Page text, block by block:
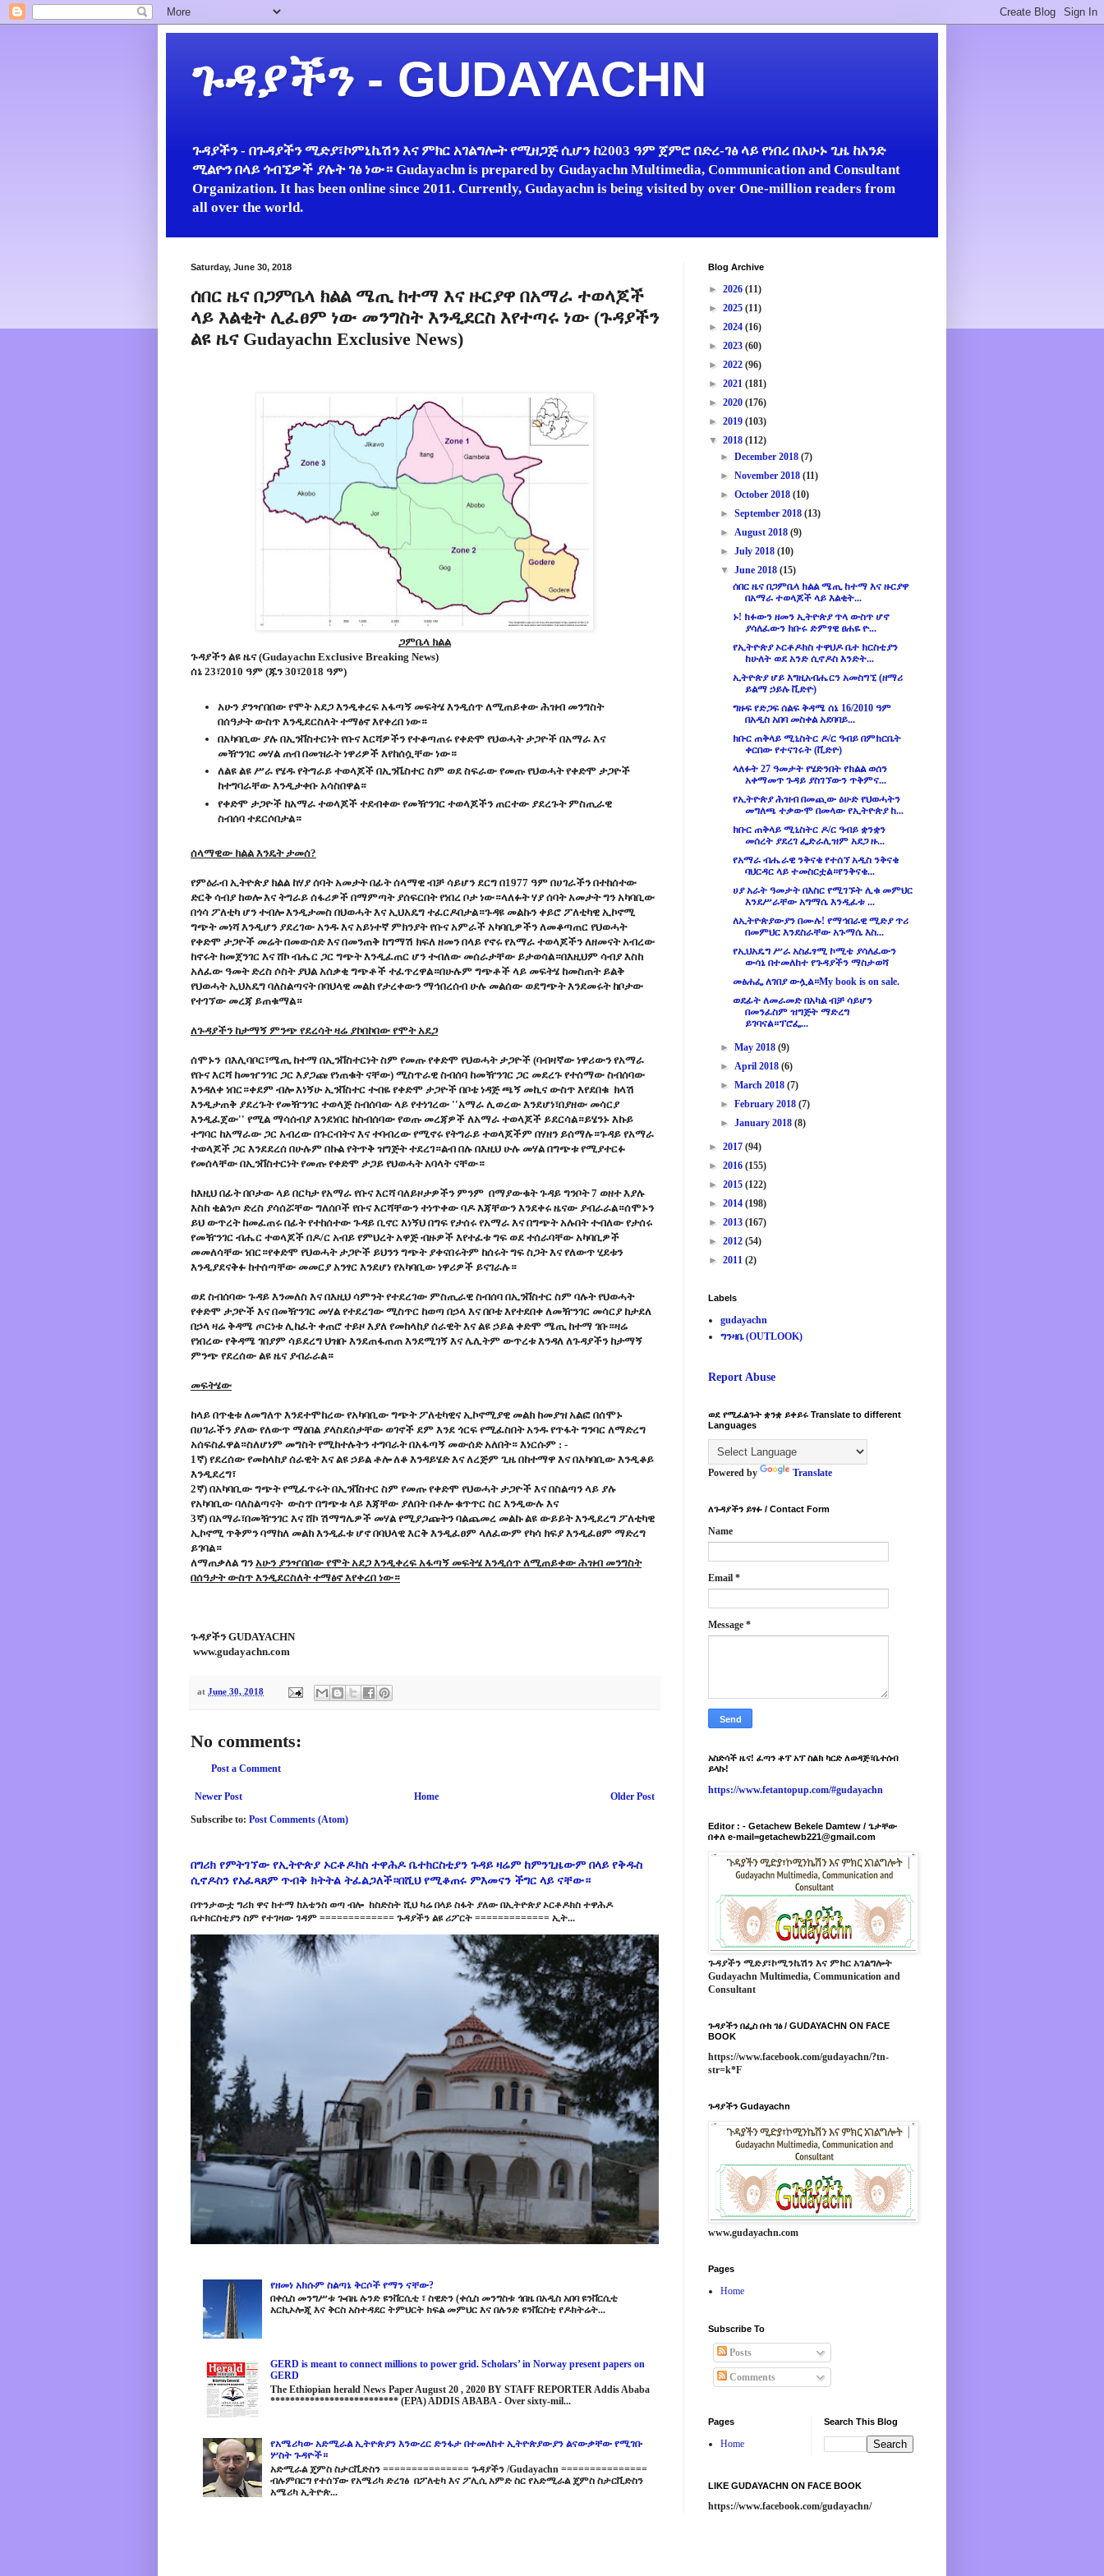
ጉዳያችን - GUDAYACHN
ጉዳያችን - በጉዳያችን ሚድያ፣ኮምኒኬሽን እና ምክር አገልግሎት የሚዘጋጅ ሲሆን ከ2003 ዓም ጀምሮ በድረ-ገፅ ላይ የነበረ በአሁኑ ጊዜ ከአንድ
ሚልዮን በላይ ጎብኚዎች ያሉት ገፅ ነው። Gudayachn is prepared by Gudayachn Multimedia, Communication and Consultant
Organization. It has been online since 2011. Currently, Gudayachn is being visited by over One-million readers from
all over the world.
Saturday, June 30, 2018
ሰበር ዜና በጋምቤላ ክልል ሜጢ ከተማ እና ዙርያዋ በአማራ ተወላጆች
ላይ እልቂት ሊፈፀም ነው መንግስት እንዲደርስ እየተጣሩ ነው (ጉዳያችን
ልዩ ዜና Gudayachn Exclusive News)
ጋምቤላ ክልል
ጉዳያችን ልዩ ዜና (Gudayachn Exclusive Breaking News)
ሰኔ 23፣2010 ዓም (ጁን 30፣2018 ዓም)
አሁን ያንዣበበው የሞት አደጋ እንዲቀረፍ አፋጣኝ መፍትሄ እንዲሰጥ ለሚጠይቀው ሕዝብ መንግስት
በሰዓታት ውስጥ እንዲደርስለት ተማፅኖ እየቀረበ ነው።
በአካባቢው ያሉ በኢንቨስተርነት የቡና እርሻዎችን የተቆጣጠሩ የቀድሞ የህወሓት ታጋዮች በአማራ እና
መዥንገር መሃል ጠብ በመዝራት ነዋሪዎች እየከሰሷቸው ነው።
ለልዩ ልዩ ሥራ የሄዱ የትግራይ ተወላጆች በኢንቬስተር ስም ወደ ስፍራው የመጡ የህወሓት የቀድሞ ታጋዮች
ከተግባራቸው እንዲታቀቡ አሳስበዋል።
የቀድሞ ታጋዮች ከአማራ ተወላጆች ተደብቀው የመዥንገር ተወላጆችን ጠርተው ያደረጉት ምስጢራዊ
ስብሰባ ተደርሶበታል።
ሰላማዊው ክልል እንዴት ታመሰ?
የምዕራብ ኢትዮጵያ ክልል ከሃያ ሰባት አመታት በፊት ሰላማዊ ብቻ ሳይሆን ደርግ በ1977 ዓም በሀገራችን በተከሰተው
ድርቅ ሳብያ ከወሎ እና ትግራይ ሰፋሪዎች በማምጣት ያሰፍርበት የነበረ ቦታ ነው።ላለፉት ሃያ ሰባት አመታት ግን አካባቢው
በጎሳ ፖለቲካ ሆን ተብሎ እንዲታመስ በህወሓት እና ኢህአዴግ ተፈርዶበታል።ጉዳዩ መልኩን ቀይሮ ፖለቲካዊ ኢኮኖሚ
ግጭት መነሻ እንዲሆን ያደረገው አንዱ እና አይነተኛ ምክንያት የቡና አምራች አካባቢዎችን ለመቆጣጠር የህወሓት
የቀድሞ ታጋዮች መሬት በመውሰድ እና በመንጠቅ ከግማሽ ክፍለ ዘመን በላይ የኖሩ የአማራ ተወላጆችን ለዘመናት አብረው
ከኖሩት ከመጀንገር እና ሸኮ ብሔር ጋር ግጭት እንዲፈጠር ሆን ተብለው መሰራታቸው ይታወሳል።በእዚህም ሳብያ እስከ
አለፈው ዓመት ድረስ ሶስት ያህል አሰቃቂ ግጭቶች ተፈጥረዋል።በሁሉም ግጭቶች ላይ መፍትሄ ከመስጠት ይልቅ
የህወሓት ኢህአዴግ ባለስልጣናት በባህላዊ መልክ የታረቀውን ማኅበረሰብ ሁሉ መልሰው ወደግጭት እንደመሩት ከቦታው
የተገኘው መረጃ ይጠቁማል።
ለጉዳያችን ከታማኝ ምንጭ የደረሳት ዛሬ ያኮበኮበው የሞት አደጋ
ሰሞኑን በእሊባቦር፣ሜጢ ከተማ በኢንቨስተርነት ስም የመጡ የቀድሞ የህወሓት ታጋዮች (ባብዛኛው ነዋሪውን የአማራ
የቡና እርሻ ከመዠንገር ጋር እያጋጩ የነጠቁት ናቸው) ሚስጥራዊ ስብሰባ ከመዥንገር ጋር መደረጉ የተሰማው ስብሰባው
እንዳለቀ ነበር።ቀደም ብሎ እነኝሁ ኢንቨስተር ተብዬ የቀድሞ ታጋዮች በቦቴ ነዳጅ ጫኝ መኪና ውስጥ እየደበቁ ክላሽ
እንዲታጠቅ ያደረጉት የመዥንገር ተወላጅ ስብሰባው ላይ የተነገረው ''አማራ ሊወረው እንደሆነ፣በያዘው መሳርያ
እንዲፈጀው'' የሚል ማሳሰብያ እንደነበር ከስብሰባው የወጡ መረጃዎች ለአማራ ተወላጆች ይደርሳል።ይሄንኑ እኩይ
ተግባር ከአማራው ጋር አብረው በጉርብትና እና ተባብረው የሚኖሩ የትግራይ ተወላጆችም በሃዘን ይሰማሉ።ጉዳይ የአማራ
ተወላጆች ጋር እንደደረሰ በሁሉም በኩል የትጥቅ ዝግጅት ተደረገ።ልብ በሉ በእዚህ ሁሉ መሃል በግጭቱ የሚያተርፉ
የመሰላቸው በኢንቨስተርነት የመጡ የቀድሞ ታጋይ የህወሓት አባላት ናቸው።
ከእዚህ በፊት በቦታው ላይ በርካታ የአማራ የቡና እርሻ ባለይዞታዎችን ምንም በማያውቁት ጉዳይ ግንቦት 7 ወዘተ እያሉ
እስከ ቂልንጦ ድረስ ያሳሰሯቸው ግለሰቦች የቡና እርሻቸውን ተነጥቀው ባዶ እጃቸውን እንደቀሩ ዜናው ያብራራል።ሰሞኑን
ይህ ውጥረት ከመፈጠሩ በፊት የተከሰተው ጉዳይ ቢኖር እነኝህ በግፍ የታሰሩ የአማራ እና በግጭት አሉበት ተብለው የታሰሩ
የመዥንገር ብሔር ተወላጆች በዶ/ር አብይ የምህረት አዋጅ ብዙዎች እየተፈቱ ግፍ ወደ ተሰራባቸው አካባቢዎች
መመለሳቸው ነበር።የቀድሞ የህወሓት ታጋዮች ይህንን ግጭት ያቀናበሩትም ከሰሩት ግፍ ስጋት እና የለውጥ ሂደቱን
እንዲያደናቅፉ ከተሰጣቸው መመርያ አንፃር እንደሆነ የአካባቢው ነዋሪዎች ይናገራሉ።
ወደ ስብሰባው ጉዳይ እንመለስ እና በእዚህ ሳምንት የተደረገው ምስጢራዊ ስብሰባ በኢንቨስተር ስም ባሉት የህወሓት
የቀድሞ ታጋዮች እና በመዥንገር መሃል የተደረገው ሚስጥር ከወጣ በኃላ እና በቦቴ እየተደበቀ ለመዥንገር መሳርያ ከታደለ
በኃላ ዛሬ ቅዳሜ ጦርነቱ ሊከፈት ቀጠሮ ተይዞ እያለ የመከላከያ ሰራዊት እና ልዩ ኃይል ቀድሞ ሜጢ ከተማ ገቡ።ዛሬ
የነበረው የቅዳሜ ገበያም ሳይደረግ ህዝቡ እንደጠፋጠጠ እንደሚገኝ እና ሌሊትም ውጥረቱ እንዳለ ለጉዳያችን ከታማኝ
ምንጭ የደረሰው ልዩ ዜና ያብራራል።
መፍትሄው
ከላይ በጥቂቱ ለመግለጥ እንደተሞከረው የአካባቢው ግጭት ፖለቲካዊና ኢኮኖሚያዊ መልክ ከመያዝ አልፎ በሰሞኑ
በሀገራችን ያለው የለውጥ ማዕበል ያላስደሰታቸው ወገኖች ደም እንደ ጎርፍ የሚፈስበት አንዱ የጥፋት ግንባር ለማድረግ
አሰፍስፈዋል።ስለሆነም መግስት የሚከተሉትን ተግባራት በአፋጣኝ መውሰድ አለበት። እነርሱም : -
1ኛ) የደረሰው የመከላከያ ሰራዊት እና ልዩ ኃይል ቶሎ ለቆ እንዳይሄድ እና ለረጅም ጊዜ በከተማዋ እና በአካባቢው እንዲቆይ
እንዲደረግ፣
2ኛ) በአካባቢው ግጭት የሚፈጥሩት በኢንቨስተር ስም የመጡ የቀድሞ የህወሓት ታጋዮች እና በስልጣን ላይ ያሉ
የአካባቢው ባለስልጣናት ውስጥ በግጭቱ ላይ እጃቸው ያለበት በቶሎ ቁጥጥር ስር እንዲውሉ እና
3ኛ) በአማራ፣በመዥንገር እና ሸኮ ሽማግሌዎች መሃል የሚያጋጩትን ባልጨመረ መልኩ ልዩ ውይይት እንዲደረግ ፖለቲካዊ
ኢኮኖሚ ጥቅምን ባማከለ መልክ እንዲፈቱ ሆኖ በባህላዊ እርቅ እንዲፈፀም ላለፈውም የካሳ ክፍያ እንዲፈፀም ማድረግ
ይገባል።
ለማጠቃለል ግንአሁን ያንዣበበው የሞት አደጋ እንዲቀረፍ አፋጣኝ መፍትሄ እንዲሰጥ ለሚጠይቀው ሕዝብ መንግስት
በሰዓታት ውስጥ እንዲደርስለት ተማፅኖ እየቀረበ ነው።
ጉዳያችን GUDAYACHN
www.gudayachn.com
at June 30, 2018
No comments:
Post a Comment
Newer Post Older Post
Home
Subscribe to: Post Comments (Atom)
በግሪክ የምትገኘው የኢትዮጵያ ኦርቶዶክስ ተዋሕዶ ቤተክርስቲያን ጉዳይ ዛሬም ከምንጊዜውም በላይ የቅዱስ
ሲኖዶስን የአፈጻጸም ጥብቅ ክትትል ትፈልጋለች።በሺህ የሚቆጠሩ ምእመናን ችግር ላይ ናቸው።
በጥንታውቷ ግሪክ ዋና ከተማ ከአቴንስ ወጣ ብሎ ከስድስት ሺህ ካሬ በላይ ስፋት ያለው በኢትዮጵያ ኦርቶዶክስ ተዋሕዶ
ቤተክርስቲያን ስም የተገዛው ገዳም ============= ጉዳያችን ልዩ ሪፖርት ============= ኢት...
የዘመነ አክሱም ስልጣኔ ቅርሶች የማን ናቸው?
በቀሲስ መንግሥቱ ጐበዜ ሉንድ ዩንቨርሲቲ ፣ ስዊድን (ቀሲስ መንግስቱ ጎበዜ በአዲስ አበባ ዩንቨርሲቲ
አርኪኦሎጂ እና ቅርስ አስተዳደር ትምህርት ክፍል መምህር እና በሉንድ ዩንቨርስቲ የዶክትሬት...
GERD is meant to connect millions to power grid. Scholars’ in Norway present papers on
GERD
The Ethiopian herald News Paper August 20 , 2020 BY STAFF REPORTER Addis Ababa
************************** (EPA) ADDIS ABABA - Over sixty-mil...
የአሜሪካው አድሚራል ኢትዮጵያን እንውረር ድንፋታ በተመለከተ ኢትዮጵያውያን ልናውቃቸው የሚገቡ
ሦስት ጉዳዮች።
አድሚራል ጄምስ ስታርቪድስን =============== ጉዳያችን /Gudayachn ===============
ብሉምበርግ የተሰኘው የአሜሪካ ድረገፅ በፖለቲካ እና ፖሊሲ አምድ ስር የአድሚራል ጄምስ ስታርቪድስን
አሜሪካ ኢትዮጵ...
Blog Archive
► 2026 (11)
► 2025 (11)
► 2024 (16)
► 2023 (60)
► 2022 (96)
► 2021 (181)
► 2020 (176)
► 2019 (103)
▼ 2018 (112)
►December 2018(7)
►November 2018(11)
►October 2018(10)
►September 2018(13)
►August 2018(9)
►July 2018(10)
▼June 2018(15)
ሰበር ዜና በጋምቤላ ክልል ሜጢ ከተማ እና ዙርያዋ
በአማራ ተወላጆች ላይ እልቂት...
ኑ! ክፉውን ዘመን ኢትዮጵያ ጥላ ውስጥ ሆኖ
ያሳለፈውን ክቡሩ ድምፃዊ ፀሐዬ ዮ...
የኢትዮጵያ ኦርቶዶክስ ተዋህዶ ቤተ ክርስቲያን
ከሁለት ወደ አንድ ሲኖዶስ እንድት...
ኢትዮጵያ ሆይ እግዚአብሔርን አመስግኚ (ዘማሪ
ይልማ ኃይሉ ቪድዮ)
ግዙፍ የድጋፍ ሰልፍ ቅዳሜ ሰኔ 16/2010 ዓም
በአዲስ አበባ መስቀል አደባባይ...
ክቡር ጠቅላይ ሚኒስትር ዶ/ር ዓብይ በምክርቤት
ቀርበው የተናገሩት (ቪድዮ)
ላለፉት 27 ዓመታት የሄድንበት የክልል ወሰን
አቀማመጥ ጉዳይ ያስገኘውን ጥቅምና...
የኢትዮጵያ ሕዝብ በመጪው ዕሁድ የህወሓትን
መግለጫ ተቃውሞ በመላው የኢትዮጵያ ከ...
ክቡር ጠቅላይ ሚኒስትር ዶ/ር ዓብይ ቋንቋን
መሰረት ያደረገ ፌድራሊዝም አደጋ ዙ...
የአማራ ብሔራዊ ንቅናቄ የተሰኘ አዲስ ንቅናቄ
ባህርዳር ላይ ተመስርቷል።የንቅናቄ...
ሀያ አራት ዓመታት በእስር የሚገኙት ሊቁ መምህር
እንደሥራቸው አግማሴ እንዲፈቱ ...
ለኢትዮጵያውያን በሙሉ! የማኅበራዊ ሚድያ ጥሪ
በመምህር እንደስራቸው አጉማሴ እስ...
የኢህአዴግ ሥራ አስፈፃሚ ኮሚቴ ያሳለፈውን
ውሳኔ በተመለከተ የጉዳያችን ማስታወሻ
መፅሐፌ ለገበያ ውሏል።My book is on sale.
ወደፊት ለመራመድ በአካል ብቻ ሳይሆን
በመንፈስም ዝግጅት ማድረግ
ይገባናል።ፕሮፌ...
►May 2018(9)
►April 2018(6)
►March 2018(7)
►February 2018(7)
►January 2018(8)
► 2017 (94)
► 2016 (155)
► 2015 (122)
► 2014 (198)
► 2013 (167)
► 2012 (54)
► 2011 (2)
Labels
gudayachn
ግንዛቤ (OUTLOOK)
Report Abuse
ወደ የሚፈልጉት ቋንቋ ይቀይሩ Translate to different
Languages
Powered by Translate
ለጉዳያችን ይፃፉ / Contact Form
Name
Email *
Message *
አስድሳች ዜና! ፈጣን ቶፕ አፕ ስልክ ካርድ ለወዳጅ፣ቤተሰብ
ይላኩ!
https://www.fetantopup.com/#gudayachn
Editor : - Getachew Bekele Damtew / ጌታቸው
በቀለ e-mail=getachewb221@gmail.com
ጉዳያችን ሚድያ፣ኮሚንኬሽን እና ምክር አገልግሎት
Gudayachn Multimedia, Communication and
Consultant
ጉዳያችን በፌስ ቡክ ገፅ / GUDAYACHN ON FACE
BOOK
https://www.facebook.com/gudayachn/?tn-
str=k*F
ጉዳያችን Gudayachn
www.gudayachn.com
Pages
Home
Subscribe To
Posts
Comments
Pages
Home
Search This Blog
LIKE GUDAYACHN ON FACE BOOK
https://www.facebook.com/gudayachn/